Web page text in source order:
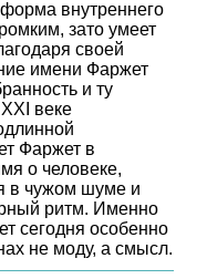
внутреннего
зато умеет
своей
имени Фаржет
и ту
веке
Фаржет в
о человеке,
в чужом шуме и
ритм. Именно
сегодня особенно
не моду, а смысл.